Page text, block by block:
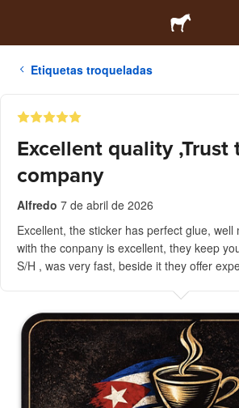
Etiquetas troqueladas
Excellent quality ,Trust
company
Alfredo 7 de abril de 2026
Excellent, the sticker has perfect glue, well
with the conpany is excellent, they keep
S/H , was very fast, beside it they offer